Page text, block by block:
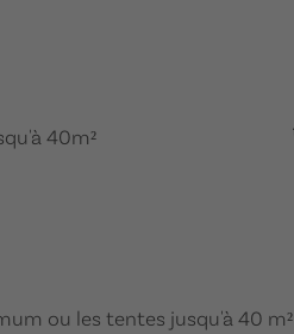
40m²
ou les tentes jusqu'à 40 m²